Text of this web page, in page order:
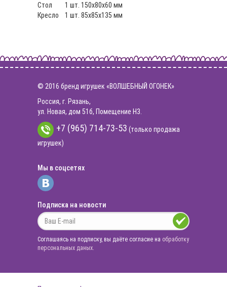
Стол
1 шт. 150х80х60 мм
Кресло 1 шт. 85х85х135 мм
© 2016 бренд игрушек «ВОЛШЕБНЫЙ ОГОНЕК»
Россия, г. Рязань,
ул. Новая, дом 51б, Помещение Н3.
+7 (965) 714-73-53 (только продажа
игрушек)
Мы в соцсетях
Подписка на новости
Соглашаясь на подписку, вы даёте согласие на обработку
персональных даных